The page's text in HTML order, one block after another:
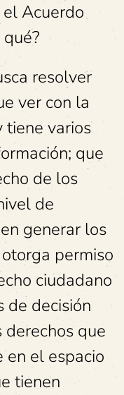
Acuerdo
resolver
ver con la
tiene varios
que
de los
de
generar los
permiso
ciudadano
de decisión
que
el espacio
tienen